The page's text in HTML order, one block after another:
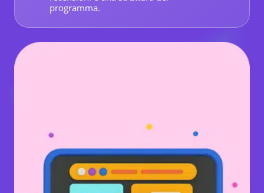
programma.